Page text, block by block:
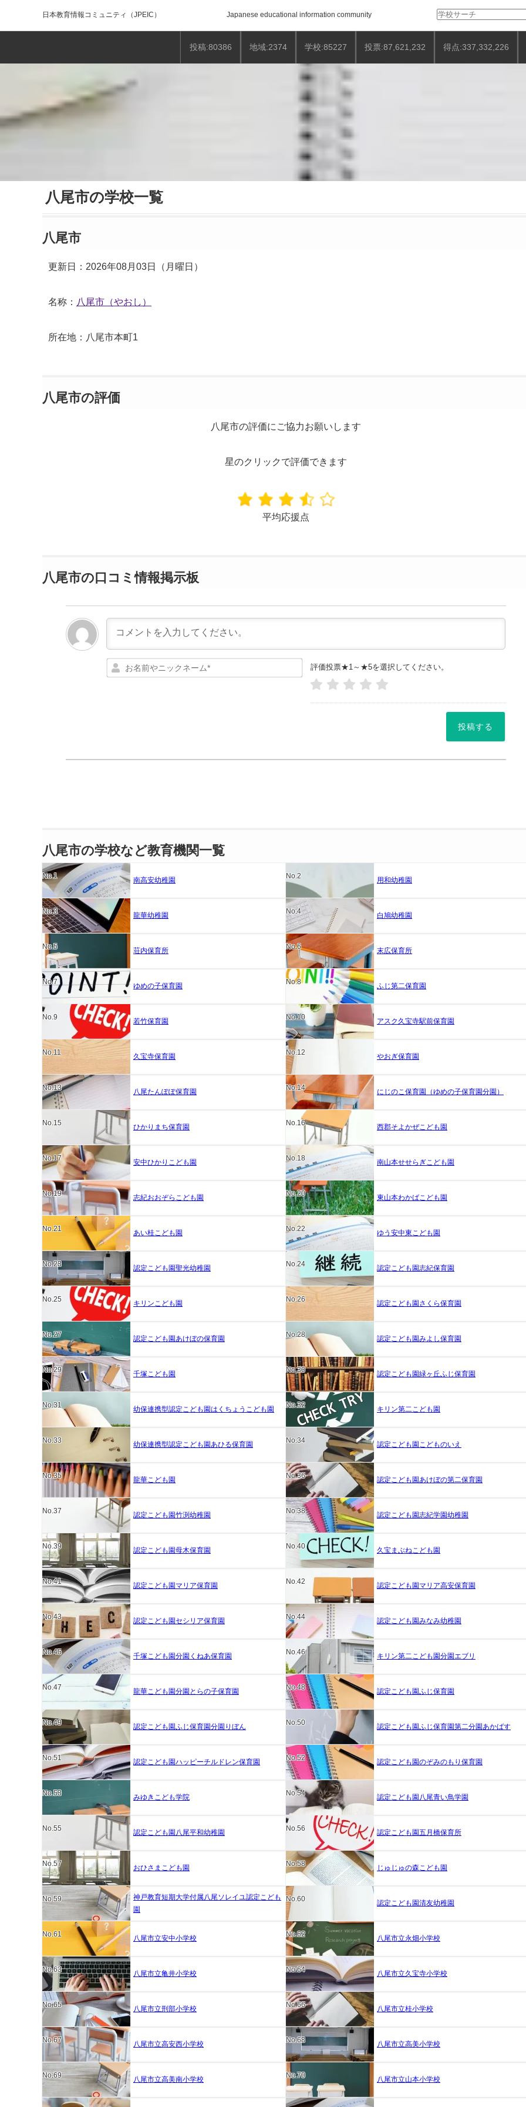
日本教育情報コミュニティ （JPEIC） Japanese educational information community
検
索:
投稿:80386 地域:2374 学校:85227 投票:87,621,232 得点:337,332,226
八尾市の学校一覧
八尾市
更新日：2026年08月03日（月曜日）
名称： 八尾市（やおし）
所在地：八尾市本町1
八尾市の評価
八尾市の評価にご協力お願いします
星のクリックで評価できます
平均応援点
八尾市の口コミ情報掲示板
お
名
や
*
評価投票★1～★5を選択してください。
八尾市の学校など教育機関一覧
No.1
南高安幼稚園
No.2
用和幼稚園
No.3
龍華幼稚園
No.4
白鳩幼稚園
No.5
荘内保育所
No.6
末広保育所
No.7
ゆめの子保育園
No.8
ふじ第二保育園
No.9
若竹保育園
No.10
アスク久宝寺駅前保育園
No.11
久宝寺保育園
No.12
やおぎ保育園
No.13
八尾たんぽぽ保育園
No.14
にじのこ保育園（ゆめの子保育園分園）
No.15
ひかりまち保育園
No.16
西郡そよかぜこども園
No.17
安中ひかりこども園
No.18
南山本せせらぎこども園
No.19
志紀おおぞらこども園
No.20
東山本わかばこども園
No.21
あい桂こども園
No.22
ゆう安中東こども園
No.23
認定こども園聖光幼稚園
No.24
認定こども園志紀保育園
No.25
キリンこども園
No.26
認定こども園さくら保育園
No.27
認定こども園あけぼの保育園
No.28
認定こども園みよし保育園
No.29
千塚こども園
No.30
認定こども園緑ヶ丘ふじ保育園
No.31
幼保連携型認定こども園はくちょうこども園
No.32
キリン第二こども園
No.33
幼保連携型認定こども園あひる保育園
No.34
認定こども園こどものいえ
No.35
龍華こども園
No.36
認定こども園あけぼの第二保育園
No.37
認定こども園竹渕幼稚園
No.38
認定こども園志紀学園幼稚園
No.39
認定こども園母木保育園
No.40
久宝まぶねこども園
No.41
認定こども園マリア保育園
No.42
認定こども園マリア高安保育園
No.43
認定こども園セシリア保育園
No.44
認定こども園みなみ幼稚園
No.45
千塚こども園分園くねあ保育園
No.46
キリン第二こども園分園エブリ
No.47
龍華こども園分園とらの子保育園
No.48
認定こども園ふじ保育園
No.49
認定こども園ふじ保育園分園りぼん
No.50
認定こども園ふじ保育園第二分園あかばす
No.51
認定こども園ハッピーチルドレン保育園
No.52
認定こども園のぞみのもり保育園
No.53
みゆきこども学院
No.54
認定こども園八尾青い鳥学園
No.55
認定こども園八尾平和幼稚園
No.56
認定こども園五月橋保育所
No.57
おひさまこども園
No.58
じゅじゅの森こども園
No.59
神戸教育短期大学付属八尾ソレイユ認定こども
園
No.60
認定こども園清友幼稚園
No.61
八尾市立安中小学校
No.62
八尾市立永畑小学校
No.63
八尾市立亀井小学校
No.64
八尾市立久宝寺小学校
No.65
八尾市立刑部小学校
No.66
八尾市立桂小学校
No.67
八尾市立高安西小学校
No.68
八尾市立高美小学校
No.69
八尾市立高美南小学校
No.70
八尾市立山本小学校